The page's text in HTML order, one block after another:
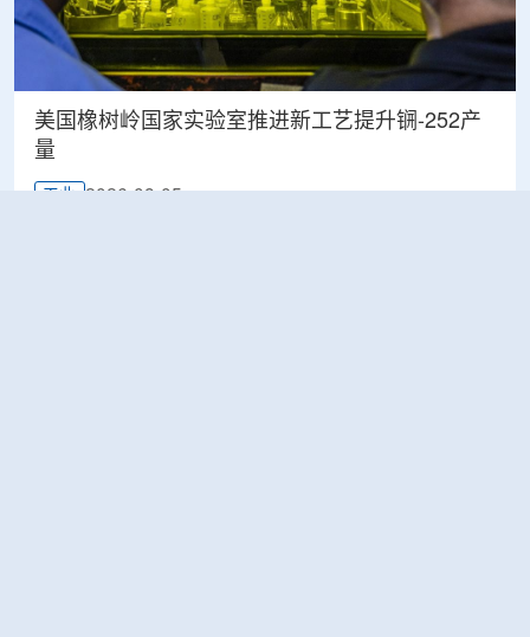
美国橡树岭国家实验室推进新工艺提升锎-252产
量
工业 2026-08-05